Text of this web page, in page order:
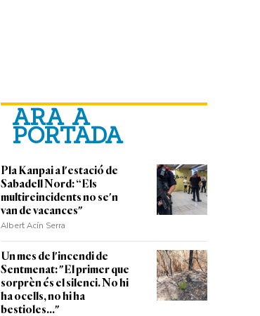
ARA A
PORTADA
Pla Kanpai a l'estació de
Sabadell Nord: “Els
multireincidents no se'n
van de vacances"
Albert Acín Serra
Un mes de l'incendi de
Sentmenat: "El primer que
sorprèn és el silenci. No hi
ha ocells, no hi ha
bestioles..."